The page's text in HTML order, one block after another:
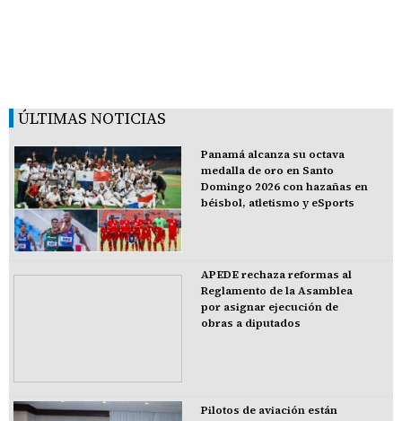
ÚLTIMAS NOTICIAS
Panamá alcanza su octava
medalla de oro en Santo
Domingo 2026 con hazañas en
béisbol, atletismo y eSports
APEDE rechaza reformas al
Reglamento de la Asamblea
por asignar ejecución de
obras a diputados
Pilotos de aviación están